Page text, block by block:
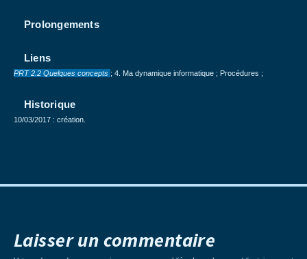
Prolongements
Liens
PRT 2.2 Quelques concepts ; 4. Ma dynamique informatique ; Procédures ;
Historique
10/03/2017 : création.
Laisser un commentaire